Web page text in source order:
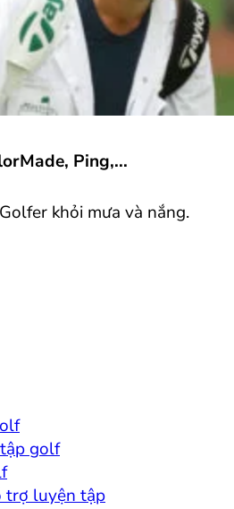
Ping,...
khỏi mưa và nắng.
golf
trợ luyện tập